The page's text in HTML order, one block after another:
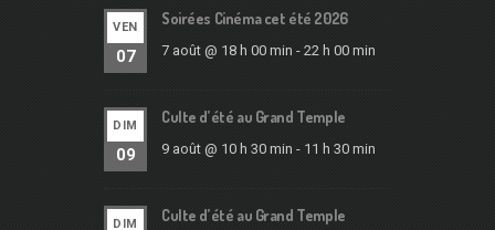
VEN
07
Soirées Cinéma cet été 2026
7 août @ 18 h 00 min - 22 h 00 min
DIM
09
Culte d’été au Grand Temple
9 août @ 10 h 30 min - 11 h 30 min
DIM Culte d’été au Grand Temple